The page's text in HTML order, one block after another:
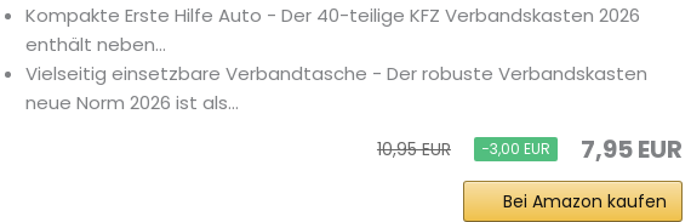
Kompakte Erste Hilfe Auto - Der 40-teilige KFZ Verbandskasten 2026
enthält neben...
Vielseitig einsetzbare Verbandtasche - Der robuste Verbandskasten
neue Norm 2026 ist als...
10,95 EUR −3,00 EUR 7,95 EUR
Bei Amazon kaufen